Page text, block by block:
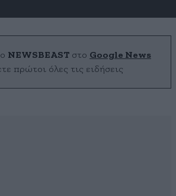
NEWSBEAST στο Google News
πρώτοι όλες τις ειδήσεις